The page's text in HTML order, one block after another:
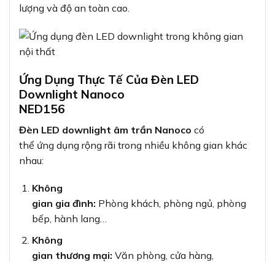
lượng và độ an toàn cao.
Ứng Dụng Thực Tế Của Đèn LED
Downlight Nanoco
NED156
Đèn LED downlight âm trần Nanoco có
thể ứng dụng rộng rãi trong nhiều không gian khác
nhau:
Không
gian gia đình: Phòng khách, phòng ngủ, phòng
bếp, hành lang…
Không
gian thương mại: Văn phòng, cửa hàng,